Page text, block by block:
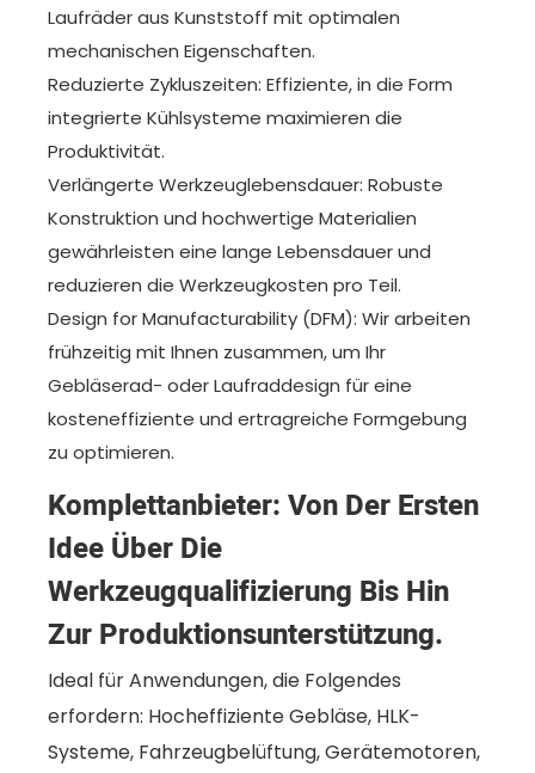
Laufräder aus Kunststoff mit optimalen
mechanischen Eigenschaften.
Reduzierte Zykluszeiten: Effiziente, in die Form
integrierte Kühlsysteme maximieren die
Produktivität.
Verlängerte Werkzeuglebensdauer: Robuste
Konstruktion und hochwertige Materialien
gewährleisten eine lange Lebensdauer und
reduzieren die Werkzeugkosten pro Teil.
Design for Manufacturability (DFM): Wir arbeiten
frühzeitig mit Ihnen zusammen, um Ihr
Gebläserad- oder Laufraddesign für eine
kosteneffiziente und ertragreiche Formgebung
zu optimieren.
Komplettanbieter: Von Der Ersten
Idee Über Die
Werkzeugqualifizierung Bis Hin
Zur Produktionsunterstützung.
Ideal für Anwendungen, die Folgendes
erfordern: Hocheffiziente Gebläse, HLK-
Systeme, Fahrzeugbelüftung, Gerätemotoren,